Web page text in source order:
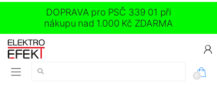
DOPRAVA pro PSČ 339 01 při
nákupu nad 1.000 Kč ZDARMA
Vyhledávání:
0